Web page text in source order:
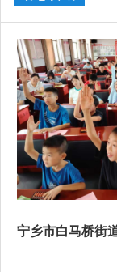
宁乡市白马桥街